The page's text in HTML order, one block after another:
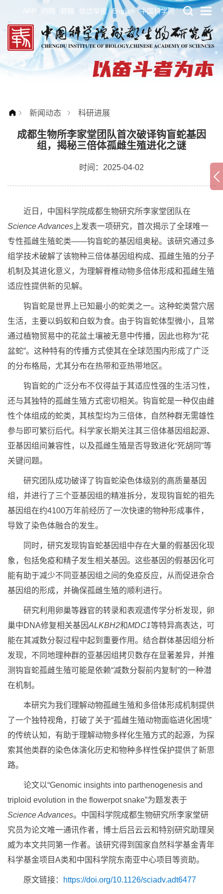
ARP 内网 邮箱 信访举报 English 中国科学院
新闻动态 科研进展
成都生物所李家堂团队首次破译钩盲蛇基因
组，揭秘三倍体孤雌生殖进化之谜
时间：2025-04-02
近日，中国科学院成都生物研究所李家堂团队在
Science Advances 上发表一项研究，首次揭示了全球唯一
专性孤雌生殖蛇类——钩盲蛇的基因组奥秘。该研究通过多
组学技术破解了该物种三倍体基因组构成、孤雌生殖的分子
机制及其进化意义，为理解脊椎动物多倍体形成和孤雌生殖
适应性提供新的见解。
钩盲蛇是世界上已知最小的蛇类之一。这种蛇类营穴居
生活，主要以蚂蚁和白蚁为食。由于钩盲蛇体型微小，且常
通过植物贸易中的花盆土壤被无意中传播，因此也称为“花
盆蛇”。这种特有的传播方式使其在全球范围内形成了广泛
的分布格局，尤其分布在热带和亚热带地区。
钩盲蛇的广泛分布不仅得益于其适应性强的生活习性，
还与其独特的孤雌生殖方式密切相关。钩盲蛇是一种仅由雌
性个体组成的蛇类，其核型均为三倍体，自然种群无需雄性
参与即可繁衍后代。科学家长期关注其三倍体基因组起源、
亚基因组间兼容性，以及孤雌生殖是否导致进化“死胡同”等
关键问题。
研究团队成功破译了钩盲蛇染色体级别的高质量基因
组，并进行了三个亚基因组的精准拆分，发现钩盲蛇的祖先
基因组在约4100万年前经历了一次快速的物种形成事件，
导致了染色体融合的发生。
同时，研究发现钩盲蛇基因组中存在大量的假基因化现
象，包括免疫和精子发生相关基因。这些基因的假基因化可
能有助于减少不同亚基因组之间的免疫反应，从而促进杂合
基因组的形成，并确保孤雌生殖的顺利进行。
研究利用卵巢等器官的转录和表观遗传学分析发现，卵
巢中DNA修复相关基因ALKBH2和MDC1等特异高表达，可
能在其减数分裂过程中起到重要作用。结合群体基因组分析
发现，不同地理种群的亚基因组拷贝数存在显著差异，并推
测钩盲蛇孤雌生殖可能是依赖“减数分裂前内复制”的一种潜
在机制。
本研究为我们理解动物孤雌生殖和多倍体形成机制提供
了一个独特视角，打破了关于“孤雌生殖动物面临进化困境”
的传统认知，有助于理解动物多样化生殖方式的起源，为探
索其他类群的染色体演化历史和物种多样性保护提供了新思
路。
论文以“Genomic insights into parthenogenesis and
triploid evolution in the flowerpot snake”为题发表于
Science Advances。中国科学院成都生物研究所李家堂研
究员为论文唯一通讯作者，博士后吕云云和特别研究助理吴
威为本文共同第一作者。该研究得到国家自然科学基金青年
科学基金项目A类和中国科学院东南亚中心项目等资助。
原文链接： https://doi.org/10.1126/sciadv.adt6477